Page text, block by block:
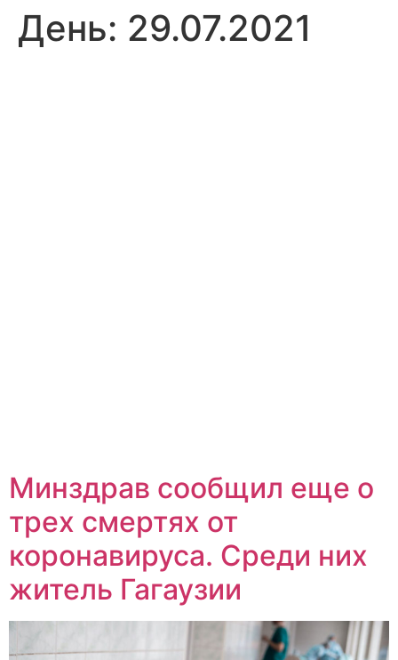
День: 29.07.2021
Минздрав сообщил еще о
трех смертях от
коронавируса. Среди них
житель Гагаузии